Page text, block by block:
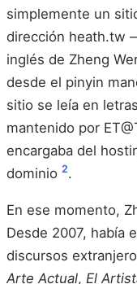
simplemente un
dirección heath.tw
inglés de Zheng
desde el pinyin
sitio se leía en
mantenido por
encargaba del
dominio 2.
En ese momento,
Desde 2007, había
discursos
Arte Actual, El